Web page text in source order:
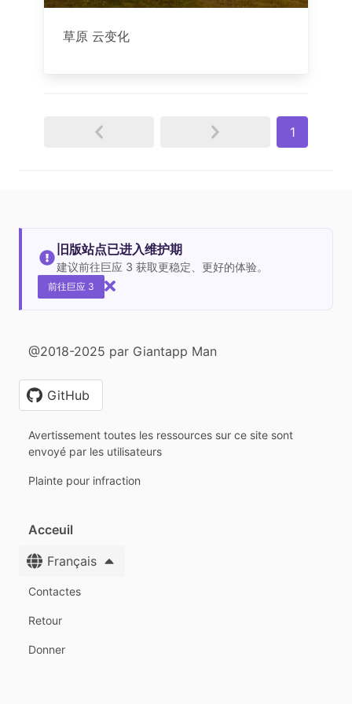
草原 云变化
1
旧版站点已进入维护期
建议前往巨应 3 获取更稳定、更好的体验。
前往巨应 3
@2018-2025 par Giantapp Man
GitHub
Avertissement toutes les ressources sur ce site sont
envoyé par les utilisateurs
Plainte pour infraction
Acceuil
Français
Contactes
Retour
Donner